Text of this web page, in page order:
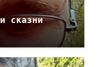
сказни